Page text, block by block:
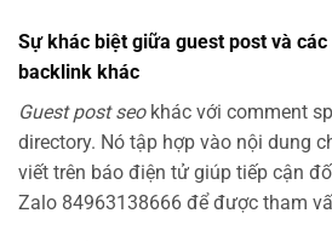
Sự khác biệt giữa guest post và
backlink khác
Guest post seokhác với comment
directory. Nó tập hợp vào nội dung
viết trên báo điện tử giúp tiếp cận
Zalo 84963138666 để được tham